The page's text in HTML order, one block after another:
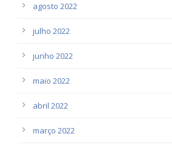
agosto 2022
julho 2022
junho 2022
maio 2022
abril 2022
março 2022